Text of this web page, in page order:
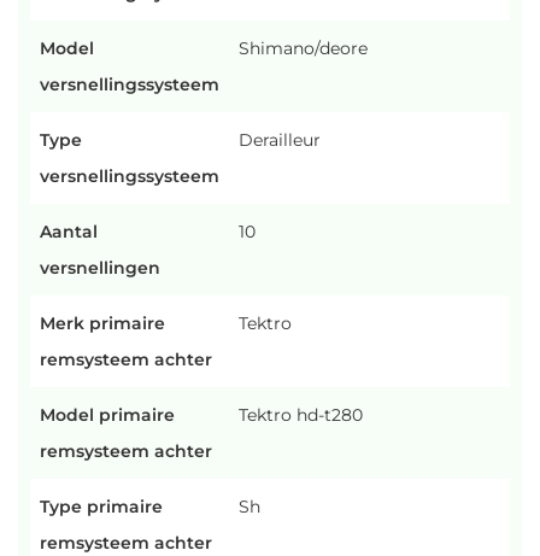
Model
versnellingssysteem
Shimano/deore
Type
versnellingssysteem
Derailleur
Aantal
versnellingen
10
Merk primaire
remsysteem achter
Tektro
Model primaire
remsysteem achter
Tektro hd-t280
Type primaire
remsysteem achter
Sh